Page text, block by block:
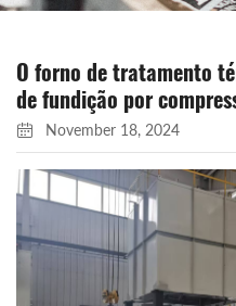
O forno de tratamento
de fundição por
November 18, 2024